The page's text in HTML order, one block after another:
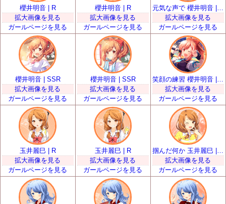
櫻井明音 | R
拡大画像を見る
ガールページを見る
櫻井明音 | R
拡大画像を見る
ガールページを見る
拡大画像を見る
ガールページを見る
櫻井明音 | SSR
拡大画像を見る
ガールページを見る
櫻井明音 | SSR
拡大画像を見る
ガールページを見る
拡大画像を見る
ガールページを見る
玉井麗巳 | R
拡大画像を見る
ガールページを見る
玉井麗巳 | R
拡大画像を見る
ガールページを見る
拡大画像を見る
ガールページを見る